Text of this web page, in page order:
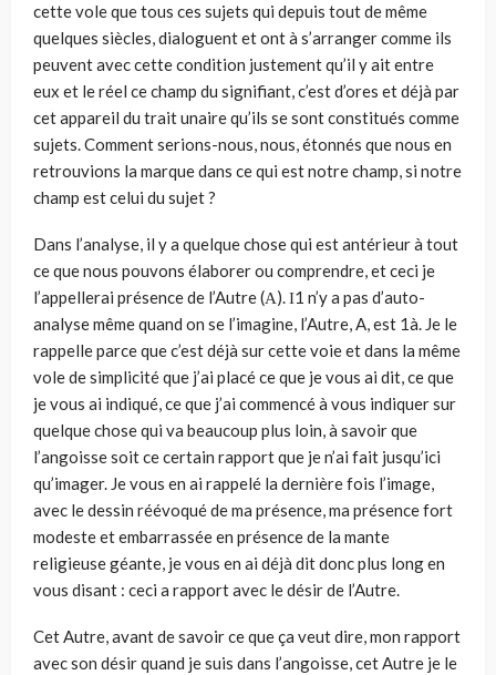
cette vole que tous ces sujets qui depuis tout de même
quelques siècles, dialoguent et ont à s’arranger comme ils
peuvent avec cette condition justement qu’il y ait entre
eux et le réel ce champ du signifiant, c’est d’ores et déjà par
cet appareil du trait unaire qu’ils se sont constitués comme
sujets. Comment serions-nous, nous, étonnés que nous en
retrouvions la marque dans ce qui est notre champ, si notre
champ est celui du sujet ?
Dans l’analyse, il y a quelque chose qui est antérieur à tout
ce que nous pouvons élaborer ou comprendre, et ceci je
l’appellerai présence de l’Autre (Α). Ι1 n’y a pas d’auto-
analyse même quand on se l’imagine, l’Autre, A, est 1à. Je le
rappelle parce que c’est déjà sur cette voie et dans la même
vole de simplicité que j’ai placé ce que je vous ai dit, ce que
je vous ai indiqué, ce que j’ai commencé à vous indiquer sur
quelque chose qui va beaucoup plus loin, à savoir que
l’angoisse soit ce certain rapport que je n’ai fait jusqu’ici
qu’imager. Je vous en ai rappelé la dernière fois l’image,
avec le dessin réévoqué de ma présence, ma présence fort
modeste et embarrassée en présence de la mante
religieuse géante, je vous en ai déjà dit donc plus long en
vous disant : ceci a rapport avec le désir de l’Autre.
Cet Autre, avant de savoir ce que ça veut dire, mon rapport
avec son désir quand je suis dans l’angoisse, cet Autre je le